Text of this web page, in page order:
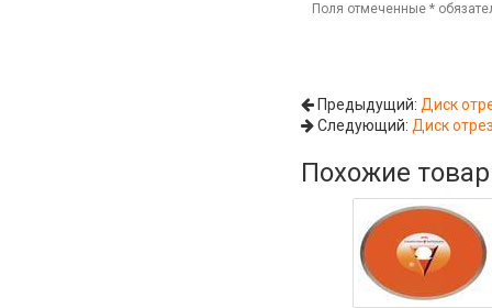
Поля отмеченные*
Предыдущий: Диск
Следующий: Диск
Похожие